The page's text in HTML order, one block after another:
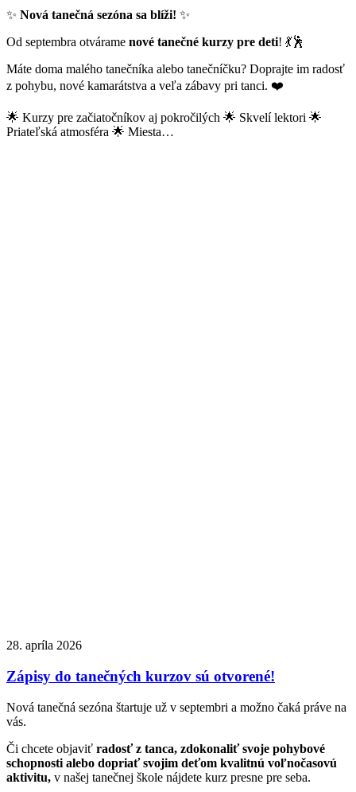
✨ Nová tanečná sezóna sa blíži! ✨
Od septembra otvárame nové tanečné kurzy pre deti! 💃🕺
Máte doma malého tanečníka alebo tanečníčku? Doprajte im radosť
z pohybu, nové kamarátstva a veľa zábavy pri tanci. ❤️
🌟 Kurzy pre začiatočníkov aj pokročilých 🌟 Skvelí lektori 🌟
Priateľská atmosféra 🌟 Miesta…
28. apríla 2026
Zápisy do tanečných kurzov sú otvorené!
Nová tanečná sezóna štartuje už v septembri a možno čaká práve na
vás.
Či chcete objaviť radosť z tanca, zdokonaliť svoje pohybové
schopnosti alebo dopriať svojim deťom kvalitnú voľnočasovú
aktivitu, v našej tanečnej škole nájdete kurz presne pre seba.